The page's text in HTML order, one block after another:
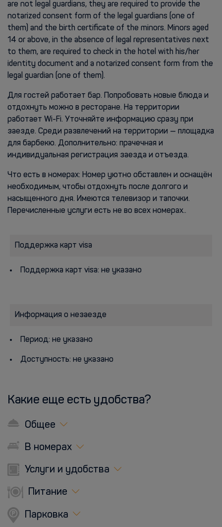
are not legal guardians, they are required to provide the
notarized consent form of the legal guardians (one of
them) and the birth certificate of the minors. Minors aged
14 or above, in the absence of legal representatives next
to them, are required to check in the hotel with his/her
identity document and a notarized consent form from the
legal guardian (one of them).
Для гостей работает бар. Попробовать новые блюда и
отдохнуть можно в ресторане. На территории
работает Wi-Fi. Уточняйте информацию сразу при
заезде. Среди развлечений на территории — площадка
для барбекю. Дополнительно: прачечная и
индивидуальная регистрация заезда и отъезда.
Что есть в номерах: Номер уютно обставлен и оснащён
необходимым, чтобы отдохнуть после долгого и
насыщенного дня. Имеются телевизор и тапочки.
Перечисленные услуги есть не во всех номерах..
Поддержка карт visa
Поддержка карт visa: не указано
Информация о незаезде
Период: не указано
Доступность: не указано
Какие еще есть удобства?
Общее
В номерах
Услуги и удобства
Питание
Парковка